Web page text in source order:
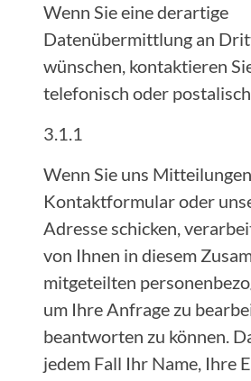
Wenn Sie eine derartige
Datenübermittlung an
wünschen, kontaktieren
telefonisch oder
3.1.1
Wenn Sie uns
Kontaktformular oder
Adresse schicken,
von Ihnen in diesem
mitgeteilten
um Ihre Anfrage zu
beantworten zu können.
jedem Fall Ihr Name, Ihre